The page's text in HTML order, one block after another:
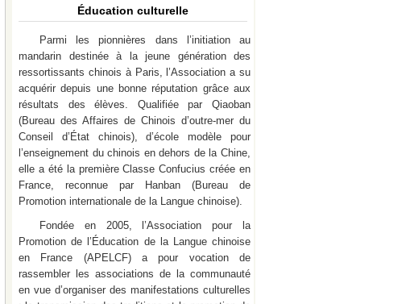
Éducation culturelle
Parmi les pionnières dans l’initiation au
mandarin destinée à la jeune génération des
ressortissants chinois à Paris, l’Association a su
acquérir depuis une bonne réputation grâce aux
résultats des élèves. Qualifiée par Qiaoban
(Bureau des Affaires de Chinois d’outre-mer du
Conseil d’État chinois), d’école modèle pour
l’enseignement du chinois en dehors de la Chine,
elle a été la première Classe Confucius créée en
France, reconnue par Hanban (Bureau de
Promotion internationale de la Langue chinoise).
Fondée en 2005, l’Association pour la
Promotion de l’Éducation de la Langue chinoise
en France (APELCF) a pour vocation de
rassembler les associations de la communauté
en vue d’organiser des manifestations culturelles